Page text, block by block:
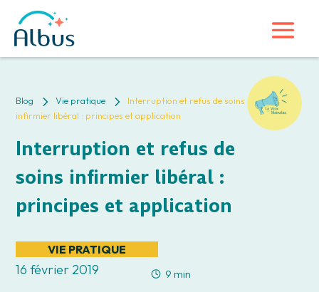
Blog 5 Vie pratique 5
Interruption et refus de soins
infirmier libéral : principes et application
Interruption et refus de
soins infirmier libéral :
principes et application
VIE PRATIQUE
16 février 2019 9 min